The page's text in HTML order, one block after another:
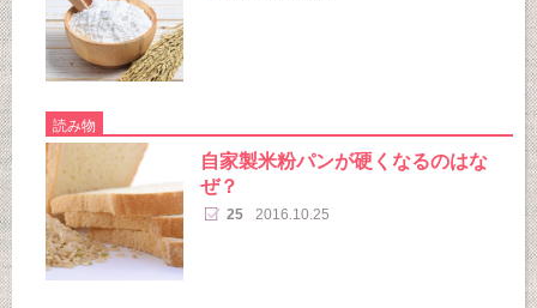
読み物
自家製米粉パンが硬くなるのはな
ぜ？
25 2016.10.25